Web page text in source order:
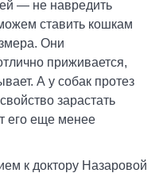
— не навредить
ставить кошкам
Они
приживается,
А у собак протез
зарастать
его еще менее
к доктору Назаровой